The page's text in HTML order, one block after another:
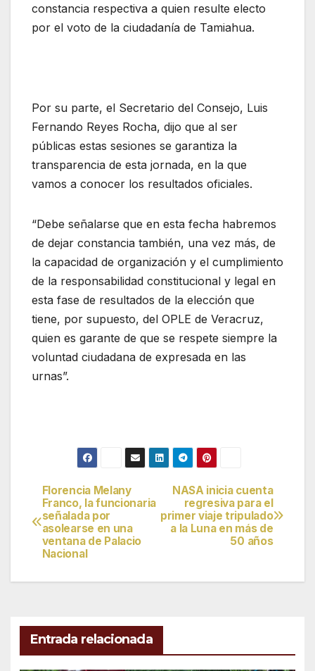
constancia respectiva a quien resulte electo
por el voto de la ciudadanía de Tamiahua.
Por su parte, el Secretario del Consejo, Luis
Fernando Reyes Rocha, dijo que al ser
públicas estas sesiones se garantiza la
transparencia de esta jornada, en la que
vamos a conocer los resultados oficiales.
“Debe señalarse que en esta fecha habremos
de dejar constancia también, una vez más, de
la capacidad de organización y el cumplimiento
de la responsabilidad constitucional y legal en
esta fase de resultados de la elección que
tiene, por supuesto, del OPLE de Veracruz,
quien es garante de que se respete siempre la
voluntad ciudadana de expresada en las
urnas”.
Navegación
de
entradas
NASA inicia cuenta
regresiva para el
primer viaje tripulado
a la Luna en más de
50 años
Florencia Melany
Franco, la funcionaria
señalada por
asolearse en una
ventana de Palacio
Nacional
Entrada relacionada